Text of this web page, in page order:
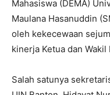
Mahasiswa (DEMA)
Maulana Hasanuddin
oleh kekecewaan
kinerja Ketua dan Wakil
Salah satunya